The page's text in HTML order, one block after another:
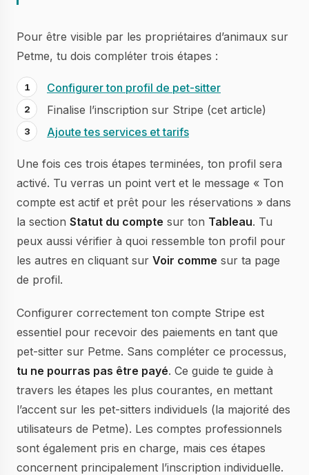
Pour être visible par les propriétaires d’animaux sur
Petme, tu dois compléter trois étapes :
Configurer ton profil de pet-sitter
Finalise l’inscription sur Stripe (cet article)
Ajoute tes services et tarifs
Une fois ces trois étapes terminées, ton profil sera
activé. Tu verras un point vert et le message « Ton
compte est actif et prêt pour les réservations » dans
la section Statut du compte sur ton Tableau. Tu
peux aussi vérifier à quoi ressemble ton profil pour
les autres en cliquant sur Voir comme sur ta page
de profil.
Configurer correctement ton compte Stripe est
essentiel pour recevoir des paiements en tant que
pet-sitter sur Petme. Sans compléter ce processus,
tu ne pourras pas être payé. Ce guide te guide à
travers les étapes les plus courantes, en mettant
l’accent sur les pet-sitters individuels (la majorité des
utilisateurs de Petme). Les comptes professionnels
sont également pris en charge, mais ces étapes
concernent principalement l’inscription individuelle.